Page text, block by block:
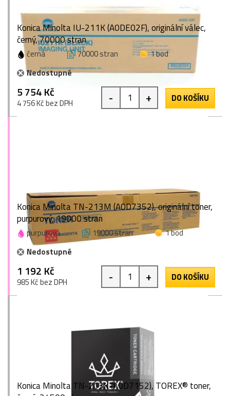
Konica Minolta IU-211K (A0DE02F), originální válec,
černý, 70000 stran
černá 70000 stran
1 bod
Nedostupné
5 754 Kč
4 756 Kč bez DPH - + DO KOŠÍKU
Konica Minolta TN-213M (A0D7352), originální toner,
purpurový, 19000 stran
purpurová 19000 stran
1 bod
Nedostupné
1 192 Kč
985 Kč bez DPH - + DO KOŠÍKU
Konica Minolta TN-213K (A0D7152), TOREX® toner,